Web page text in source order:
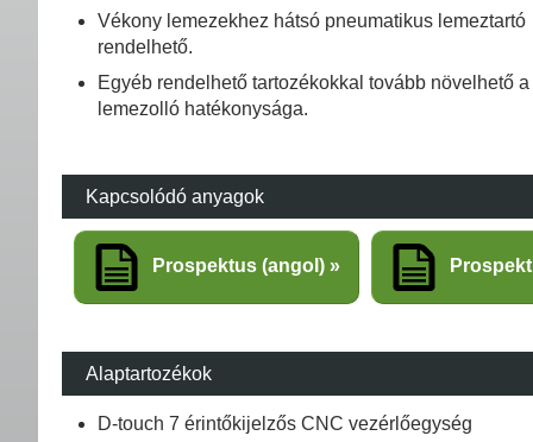
Vékony lemezekhez hátsó pneumatikus lemeztartó
rendelhető.
Egyéb rendelhető tartozékokkal tovább növelhető a
lemezolló hatékonysága.
Kapcsolódó anyagok
Prospektus (angol)
Alaptartozékok
D-touch 7 érintőkijelzős CNC vezérlőegység